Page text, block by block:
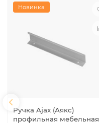
Новинка
Ручка Ajax (Аякс)
профильная мебельная